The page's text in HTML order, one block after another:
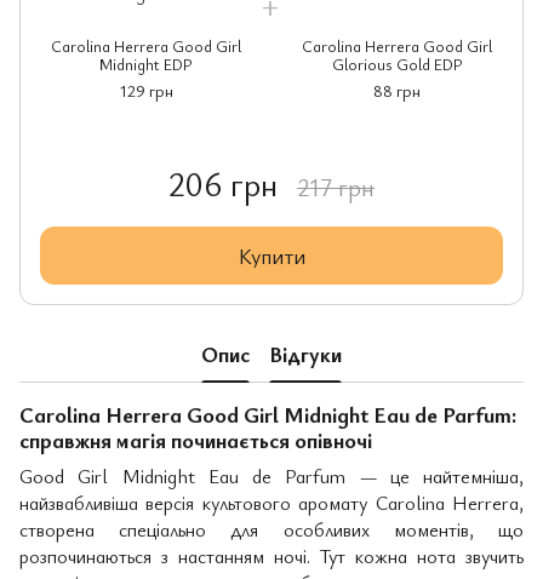
Carolina Herrera Good Girl
Midnight EDP
129 грн
Carolina Herrera Good Girl
Glorious Gold EDP
88 грн
206 грн 217 грн
Купити
Опис Відгуки
Carolina Herrera Good Girl Midnight Eau de Parfum:
справжня магія починається опівночі
Good Girl Midnight Eau de Parfum — це найтемніша,
найзвабливіша версія культового аромату Carolina Herrera,
створена спеціально для особливих моментів, що
розпочинаються з настанням ночі. Тут кожна нота звучить